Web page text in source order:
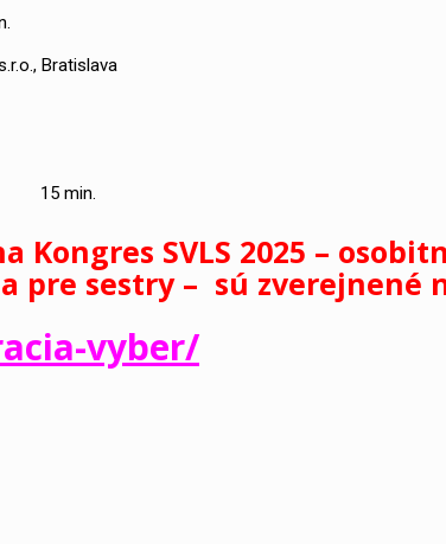
Bratislava
SVLS 2025 –
pre sestry – sú zverejnené
vyber/